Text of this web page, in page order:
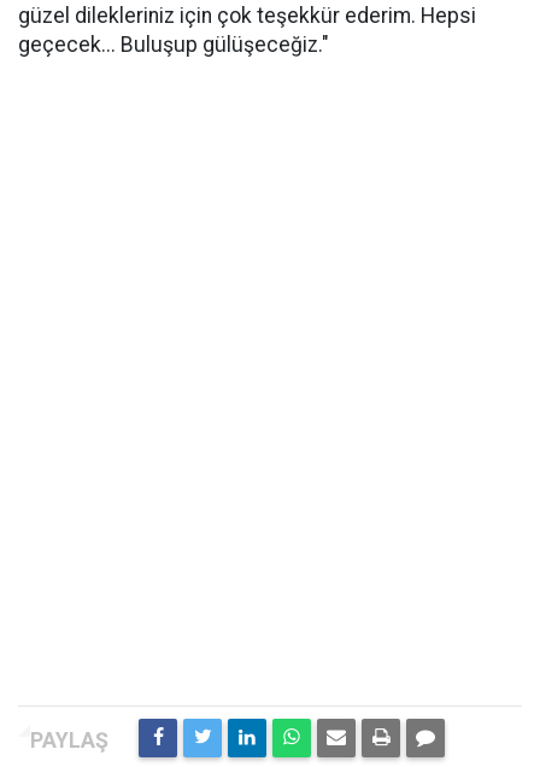
güzel dilekleriniz için çok teşekkür ederim. Hepsi
geçecek... Buluşup gülüşeceğiz."